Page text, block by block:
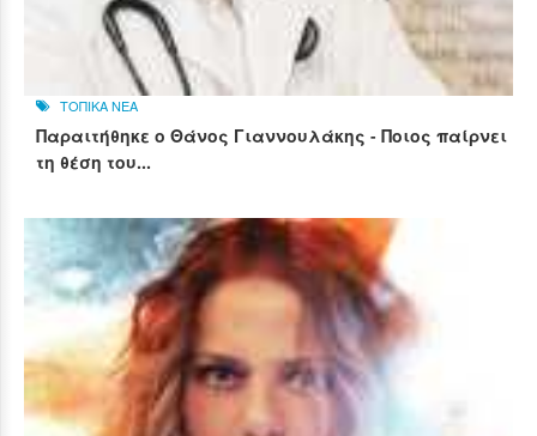
ΤΟΠΙΚΑ ΝΕΑ
Παραιτήθηκε ο Θάνος Γιαννουλάκης - Ποιος παίρνει
τη θέση του...